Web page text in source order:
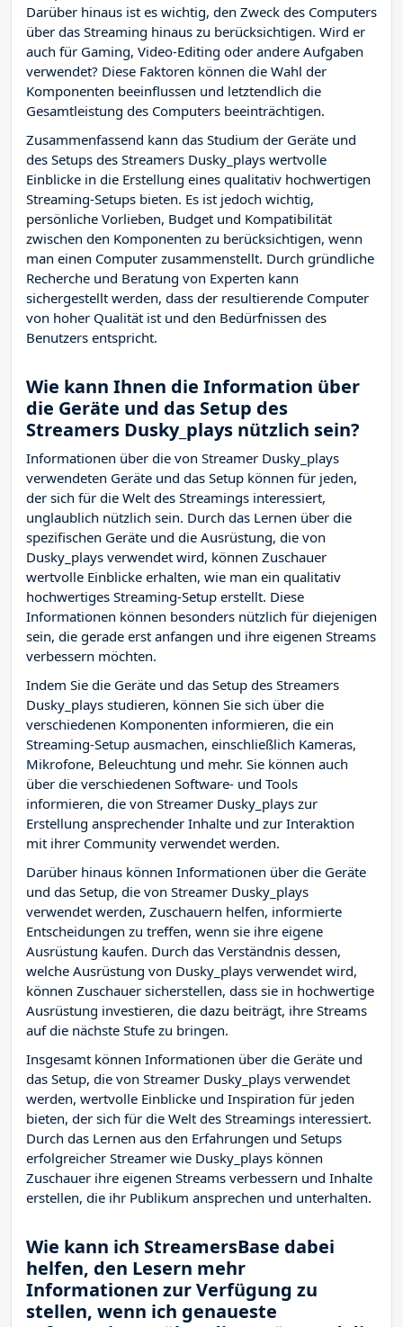
Darüber hinaus ist es wichtig, den Zweck des Computers
über das Streaming hinaus zu berücksichtigen. Wird er
auch für Gaming, Video-Editing oder andere Aufgaben
verwendet? Diese Faktoren können die Wahl der
Komponenten beeinflussen und letztendlich die
Gesamtleistung des Computers beeinträchtigen.
Zusammenfassend kann das Studium der Geräte und
des Setups des Streamers Dusky_plays wertvolle
Einblicke in die Erstellung eines qualitativ hochwertigen
Streaming-Setups bieten. Es ist jedoch wichtig,
persönliche Vorlieben, Budget und Kompatibilität
zwischen den Komponenten zu berücksichtigen, wenn
man einen Computer zusammenstellt. Durch gründliche
Recherche und Beratung von Experten kann
sichergestellt werden, dass der resultierende Computer
von hoher Qualität ist und den Bedürfnissen des
Benutzers entspricht.
Wie kann Ihnen die Information über
die Geräte und das Setup des
Streamers Dusky_plays nützlich sein?
Informationen über die von Streamer Dusky_plays
verwendeten Geräte und das Setup können für jeden,
der sich für die Welt des Streamings interessiert,
unglaublich nützlich sein. Durch das Lernen über die
spezifischen Geräte und die Ausrüstung, die von
Dusky_plays verwendet wird, können Zuschauer
wertvolle Einblicke erhalten, wie man ein qualitativ
hochwertiges Streaming-Setup erstellt. Diese
Informationen können besonders nützlich für diejenigen
sein, die gerade erst anfangen und ihre eigenen Streams
verbessern möchten.
Indem Sie die Geräte und das Setup des Streamers
Dusky_plays studieren, können Sie sich über die
verschiedenen Komponenten informieren, die ein
Streaming-Setup ausmachen, einschließlich Kameras,
Mikrofone, Beleuchtung und mehr. Sie können auch
über die verschiedenen Software- und Tools
informieren, die von Streamer Dusky_plays zur
Erstellung ansprechender Inhalte und zur Interaktion
mit ihrer Community verwendet werden.
Darüber hinaus können Informationen über die Geräte
und das Setup, die von Streamer Dusky_plays
verwendet werden, Zuschauern helfen, informierte
Entscheidungen zu treffen, wenn sie ihre eigene
Ausrüstung kaufen. Durch das Verständnis dessen,
welche Ausrüstung von Dusky_plays verwendet wird,
können Zuschauer sicherstellen, dass sie in hochwertige
Ausrüstung investieren, die dazu beiträgt, ihre Streams
auf die nächste Stufe zu bringen.
Insgesamt können Informationen über die Geräte und
das Setup, die von Streamer Dusky_plays verwendet
werden, wertvolle Einblicke und Inspiration für jeden
bieten, der sich für die Welt des Streamings interessiert.
Durch das Lernen aus den Erfahrungen und Setups
erfolgreicher Streamer wie Dusky_plays können
Zuschauer ihre eigenen Streams verbessern und Inhalte
erstellen, die ihr Publikum ansprechen und unterhalten.
Wie kann ich StreamersBase dabei
helfen, den Lesern mehr
Informationen zur Verfügung zu
stellen, wenn ich genaueste